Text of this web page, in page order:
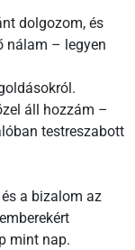
dolgozom, és
nálam – legyen
áll hozzám –
testreszabott
a bizalom az
mint nap.